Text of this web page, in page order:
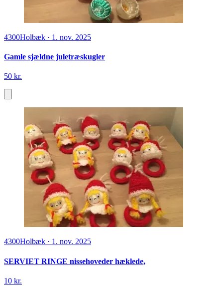
4300Holbæk · 1. nov. 2025
Gamle sjældne juletræskugler
50 kr.
4300Holbæk · 1. nov. 2025
SERVIET RINGE nissehoveder hæklede,
10 kr.